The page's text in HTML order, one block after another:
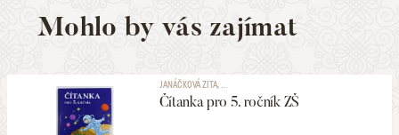
Mohlo by vás zajímat
JANÁČKOVÁ ZITA, ...
Čítanka pro 5. ročník ZŠ